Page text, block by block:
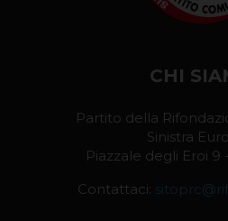
CHI
Partito della
Sinistra
Piazzale degli Eroi 9
Contattaci: